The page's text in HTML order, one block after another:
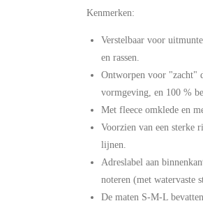
Kenmerken:
Verstelbaar voor
en rassen.
Ontworpen voor "zacht"
vormgeving, en 100 %
Met fleece omklede en
Voorzien van een sterke
lijnen.
Adreslabel aan
noteren (met watervaste
De maten S-M-L